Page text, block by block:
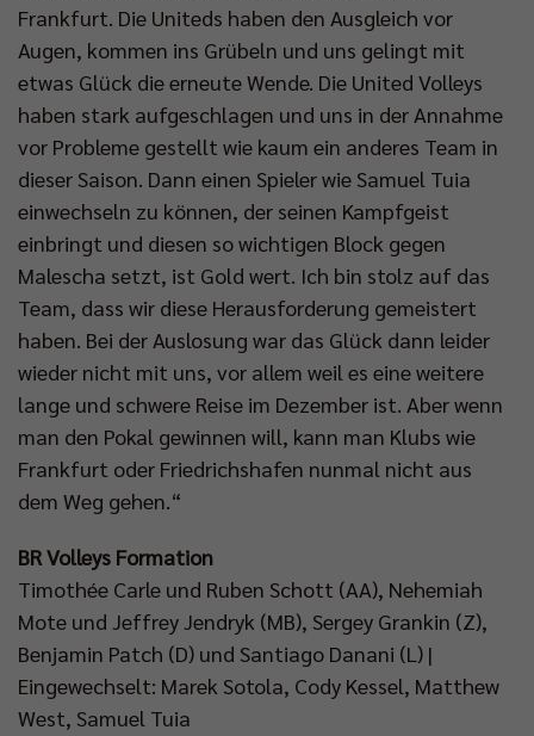
Frankfurt. Die Uniteds haben den Ausgleich vor
Augen, kommen ins Grübeln und uns gelingt mit
etwas Glück die erneute Wende. Die United Volleys
haben stark aufgeschlagen und uns in der Annahme
vor Probleme gestellt wie kaum ein anderes Team in
dieser Saison. Dann einen Spieler wie Samuel Tuia
einwechseln zu können, der seinen Kampfgeist
einbringt und diesen so wichtigen Block gegen
Malescha setzt, ist Gold wert. Ich bin stolz auf das
Team, dass wir diese Herausforderung gemeistert
haben. Bei der Auslosung war das Glück dann leider
wieder nicht mit uns, vor allem weil es eine weitere
lange und schwere Reise im Dezember ist. Aber wenn
man den Pokal gewinnen will, kann man Klubs wie
Frankfurt oder Friedrichshafen nunmal nicht aus
dem Weg gehen.“
BR Volleys Formation
Timothée Carle und Ruben Schott (AA), Nehemiah
Mote und Jeffrey Jendryk (MB), Sergey Grankin (Z),
Benjamin Patch (D) und Santiago Danani (L) |
Eingewechselt: Marek Sotola, Cody Kessel, Matthew
West, Samuel Tuia